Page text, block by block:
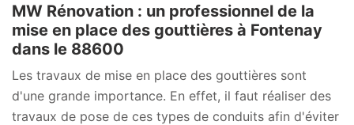
MW Rénovation : un professionnel de la
mise en place des gouttières à Fontenay
dans le 88600
Les travaux de mise en place des gouttières sont
d'une grande importance. En effet, il faut réaliser des
travaux de pose de ces types de conduits afin d'éviter